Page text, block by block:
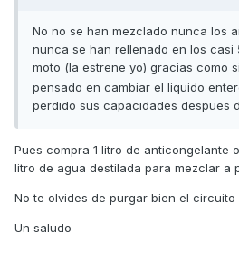
No no se han mezclado nunca los
nunca se han rellenado en los casi
moto (la estrene yo) gracias como
pensado en cambiar el liquido
perdido sus capacidades despues
Pues compra 1 litro de anticongelante
litro de agua destilada para mezclar a
No te olvides de purgar bien el
Un saludo